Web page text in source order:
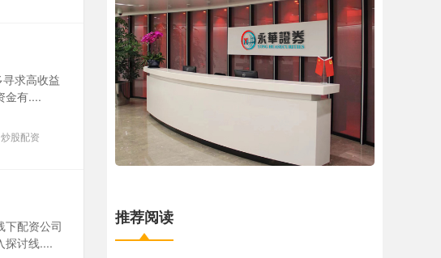
求高收益
金有....
炒股配资
下配资公司
探讨线....
推荐阅读